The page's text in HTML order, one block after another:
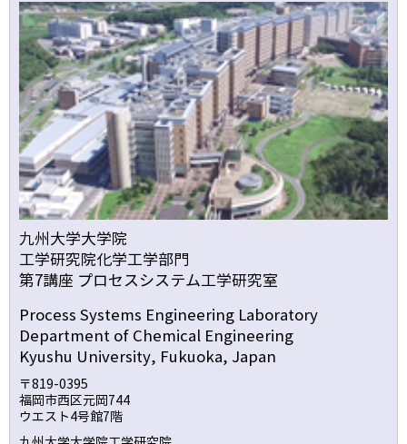
九州大学大学院
工学研究院化学工学部門
第7講座 プロセスシステム工学研究室
Process Systems Engineering Laboratory
Department of Chemical Engineering
Kyushu University, Fukuoka, Japan
〒819-0395
福岡市西区元岡744
ウエスト4号館7階